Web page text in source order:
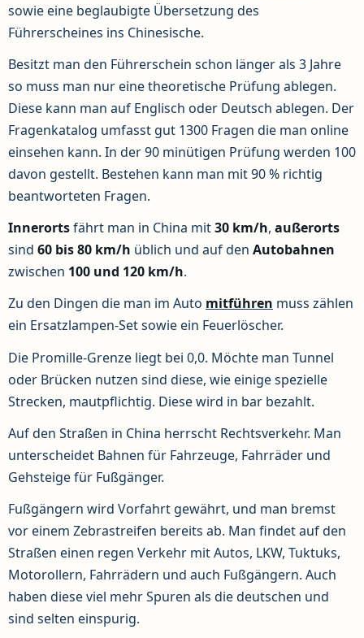
sowie eine beglaubigte Übersetzung des
Führerscheines ins Chinesische.
Besitzt man den Führerschein schon länger als 3 Jahre
so muss man nur eine theoretische Prüfung ablegen.
Diese kann man auf Englisch oder Deutsch ablegen. Der
Fragenkatalog umfasst gut 1300 Fragen die man online
einsehen kann. In der 90 minütigen Prüfung werden 100
davon gestellt. Bestehen kann man mit 90 % richtig
beantworteten Fragen.
Innerortsfährt man in China mit30 km/h, außerorts
sind 60 bis 80 km/h üblich und auf den Autobahnen
zwischen 100 und 120 km/h.
Zu den Dingen die man im Auto mitführen muss zählen
ein Ersatzlampen-Set sowie ein Feuerlöscher.
Die Promille-Grenze liegt bei 0,0. Möchte man Tunnel
oder Brücken nutzen sind diese, wie einige spezielle
Strecken, mautpflichtig. Diese wird in bar bezahlt.
Auf den Straßen in China herrscht Rechtsverkehr. Man
unterscheidet Bahnen für Fahrzeuge, Fahrräder und
Gehsteige für Fußgänger.
Fußgängern wird Vorfahrt gewährt, und man bremst
vor einem Zebrastreifen bereits ab. Man findet auf den
Straßen einen regen Verkehr mit Autos, LKW, Tuktuks,
Motorollern, Fahrrädern und auch Fußgängern. Auch
haben diese viel mehr Spuren als die deutschen und
sind selten einspurig.